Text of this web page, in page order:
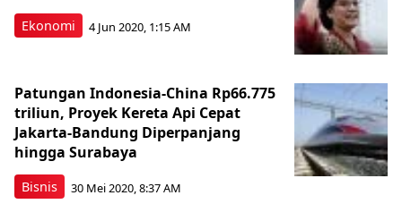
Ekonomi 4 Jun 2020, 1:15 AM
Bisnis
Patungan Indonesia-China Rp66.775
triliun, Proyek Kereta Api Cepat
Jakarta-Bandung Diperpanjang
hingga Surabaya
30 Mei 2020, 8:37 AM